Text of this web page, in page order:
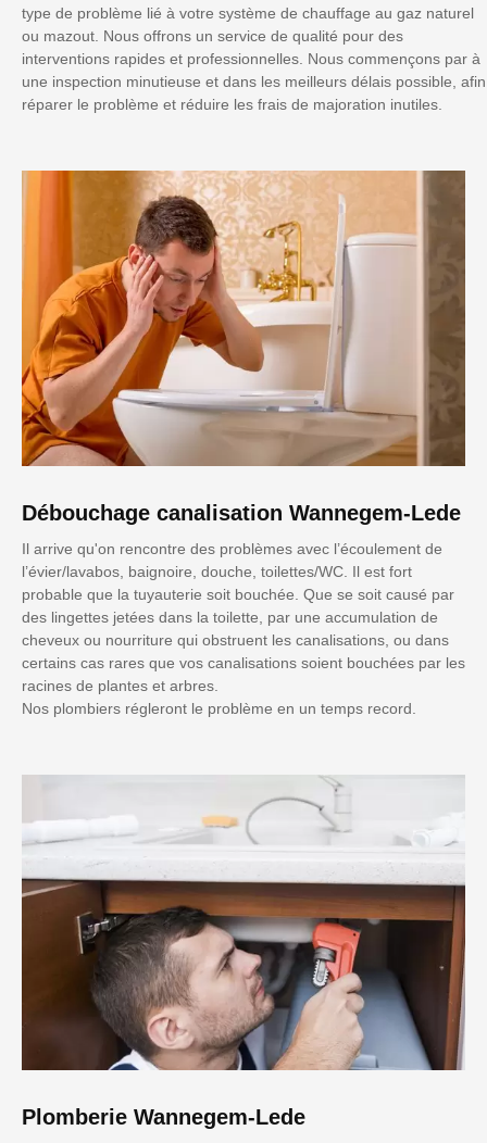
type de problème lié à votre système de chauffage au gaz naturel
ou mazout. Nous offrons un service de qualité pour des
interventions rapides et professionnelles. Nous commençons par à
une inspection minutieuse et dans les meilleurs délais possible, afin
réparer le problème et réduire les frais de majoration inutiles.
Débouchage canalisation Wannegem-Lede
Il arrive qu'on rencontre des problèmes avec l’écoulement de
l’évier/lavabos, baignoire, douche, toilettes/WC. Il est fort
probable que la tuyauterie soit bouchée. Que se soit causé par
des lingettes jetées dans la toilette, par une accumulation de
cheveux ou nourriture qui obstruent les canalisations, ou dans
certains cas rares que vos canalisations soient bouchées par les
racines de plantes et arbres.
Nos plombiers régleront le problème en un temps record.
Plomberie Wannegem-Lede